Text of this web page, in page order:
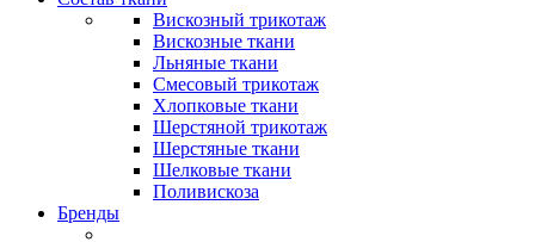
Вискозный трикотаж
Вискозные ткани
Льняные ткани
Смесовый трикотаж
Хлопковые ткани
Шерстяной трикотаж
Шерстяные ткани
Шелковые ткани
Поливискоза
Бренды